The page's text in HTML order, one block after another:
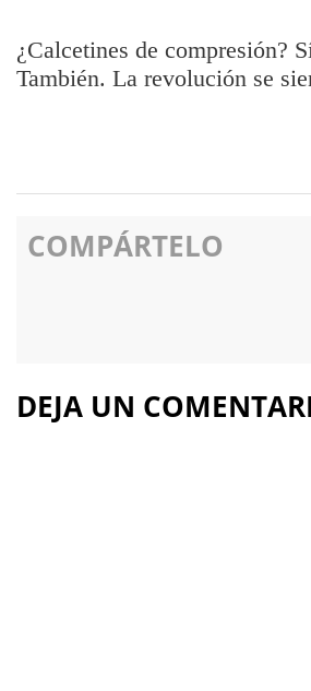
¿Calcetines de compresión?
También. La revolución se
COMPÁRTELO
DEJA UN